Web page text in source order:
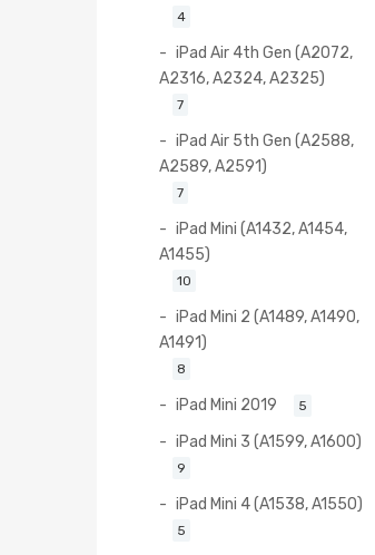
4
iPad Air 4th Gen (A2072,
A2316, A2324, A2325)
7
iPad Air 5th Gen (A2588,
A2589, A2591)
7
iPad Mini (A1432, A1454,
A1455)
10
iPad Mini 2 (A1489, A1490,
A1491)
8
iPad Mini 2019 5
iPad Mini 3 (A1599, A1600)
9
iPad Mini 4 (A1538, A1550)
5